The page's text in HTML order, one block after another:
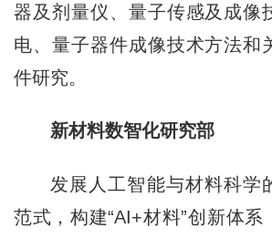
器及剂量仪、量子传感及成像
电、量子器件成像技术方法和
件研究。
新材料数智化研究部
发展人工智能与材料科学
范式，构建“AI+材料”创新体系